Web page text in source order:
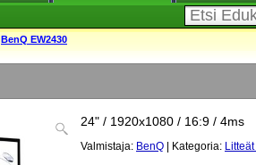
BenQ EW2430
24" / 1920x1080 / 16:9 / 4ms
Valmistaja: BenQ | Kategoria: